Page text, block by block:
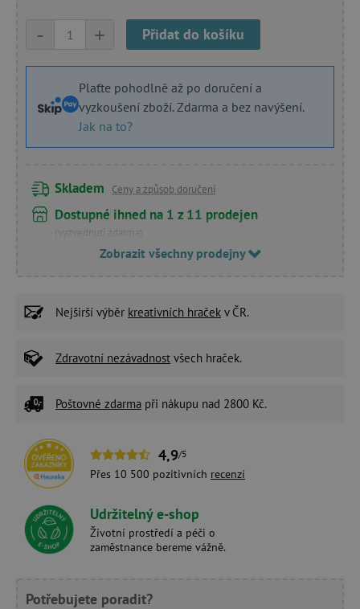
+
- Přidat do košíku
Plaťte pohodlně až po doručení a
vyzkoušení zboží. Zdarma a bez navýšení.
Jak na to?
Skladem Ceny a způsob doručení
Dostupné ihned na 1 z 11 prodejen
(vyzvednutí zdarma)
Zobrazit všechny prodejny
Nejširší výběr kreativních hraček v ČR.
Zdravotní nezávadnost všech hraček.
Poštovné zdarma při nákupu nad 2800 Kč.
4,9/5
Přes 10 500 pozitivních recenzí
Udržitelný e-shop
Životní prostředí a péči o
zaměstnance bereme vážně.
Potřebujete poradit?